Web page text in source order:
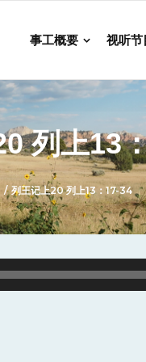
事工概要 视听节
列上13
/ 列王记上20 列上13：17-34